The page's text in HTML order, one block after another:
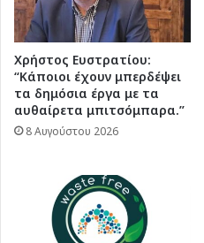
Χρήστος Ευστρατίου:
“Κάποιοι έχουν μπερδέψει
τα δημόσια έργα με τα
αυθαίρετα μπιτσόμπαρα.”
8 Αυγούστου 2026